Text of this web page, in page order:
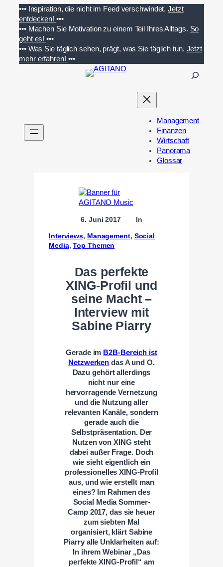
Inhalt
springen
••• Inspiration, die nicht im Feed verschwindet. Jetzt
entdecken! •••
••• Machen Sie Motivation zu einem Teil Ihres Alltags. So
geht es!•••
••• Was Sie täglich sehen, prägt, was Sie täglich tun. Jetzt
mehr erfahren! •••
n
Management
Finanzen
Wirtschaft
Panorama
Glossar
6. Juni 2017 In
Interviews, Management, Social
Media, Top Themen
Das perfekte
XING-Profil und
seine Macht –
Interview mit
Sabine Piarry
Gerade im B2B-Bereich ist
Netzwerken das A und O.
Dazu gehört allerdings
nicht nur eine
hervorragende Vernetzung
und die Nutzung aller
relevanten Kanäle, sondern
gerade auch die
Selbstpräsentation. Der
Nutzen von XING steht
dabei außer Frage. Doch
wie sieht eigentlich ein
professionelles XING-Profil
aus, und wie erstellt man
eines? Im Rahmen des
Social Media Sommer-
Camp 2017, das sie heuer
zum siebten Mal
organisiert, klärt Sabine
Piarry alle Unklarheiten auf:
In ihrem Webinar „ Das
perfekte XING-Profil“ am